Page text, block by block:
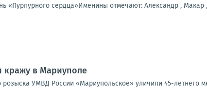
«Пурпурного сердца»Именины отмечают: Александр , Макар
кражу в Мариуполе
розыска УМВД России «Мариупольское» уличили 45-